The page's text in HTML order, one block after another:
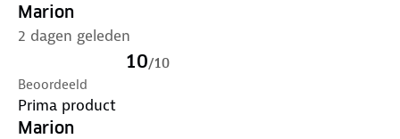
Marion
2 dagen geleden
10/10
Beoordeeld
Prima product
Marion